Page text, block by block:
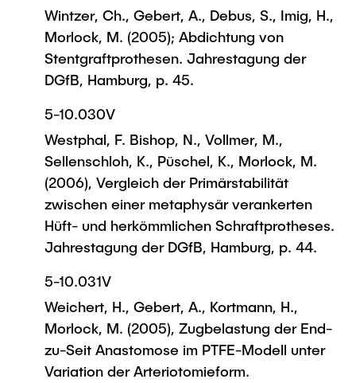
Wintzer, Ch., Gebert, A., Debus, S., Imig, H.,
Morlock, M. (2005); Abdichtung von
Stentgraftprothesen. Jahrestagung der
DGfB, Hamburg, p. 45.
5-10.030V
Westphal, F. Bishop, N., Vollmer, M.,
Sellenschloh, K., Püschel, K., Morlock, M.
(2006), Vergleich der Primärstabilität
zwischen einer metaphysär verankerten
Hüft- und herkömmlichen Schraftprotheses.
Jahrestagung der DGfB, Hamburg, p. 44.
5-10.031V
Weichert, H., Gebert, A., Kortmann, H.,
Morlock, M. (2005), Zugbelastung der End-
zu-Seit Anastomose im PTFE-Modell unter
Variation der Arteriotomieform.